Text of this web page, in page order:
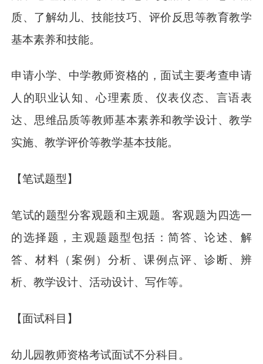
质、了解幼儿、技能技巧、评价反思等教育教学
基本素养和技能。
申请小学、中学教师资格的，面试主要考查申请
人的职业认知、心理素质、仪表仪态、言语表
达、思维品质等教师基本素养和教学设计、教学
实施、教学评价等教学基本技能。
【笔试题型】
笔试的题型分客观题和主观题。客观题为四选一
的选择题，主观题题型包括：简答、论述、解
答、材料（案例）分析、课例点评、诊断、辨
析、教学设计、活动设计、写作等。
【面试科目】
幼儿园教师资格考试面试不分科目。